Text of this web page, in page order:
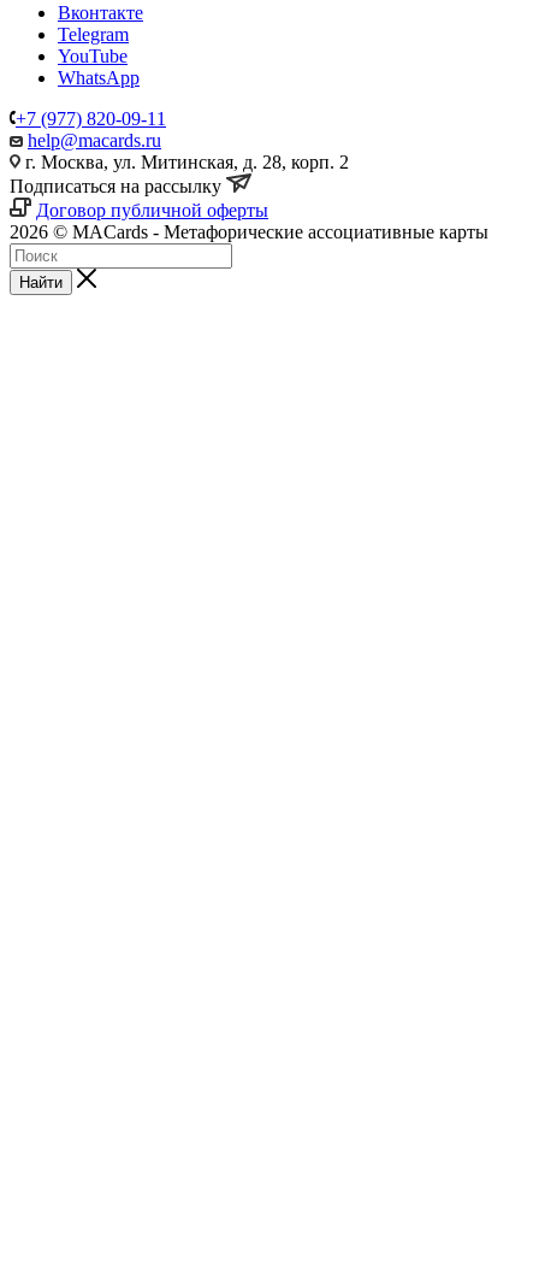
Вконтакте
Telegram
YouTube
WhatsApp
+7 (977) 820-09-11
help@macards.ru
г. Москва, ул. Митинская, д. 28, корп. 2
Подписаться на рассылку
Договор публичной оферты
2026 © MACards - Метафорические ассоциативные карты
Найти